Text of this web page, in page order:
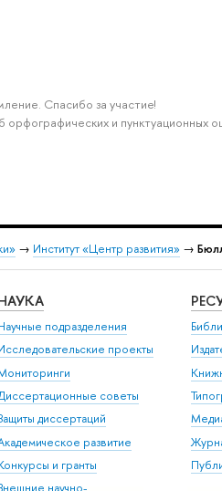
Спасибо за участие!
и пунктуационных
→ Институт «Центр развития» →
подразделения
проекты
советы
диссертаций
развитие
и гранты